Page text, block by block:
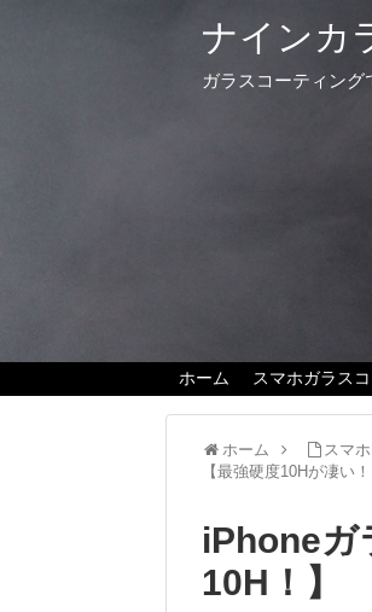
ナインカ
ガラスコーティング
ホーム スマホガラス
ホーム スマ
【最強硬度10Hが凄い！
iPhoneガ
10H！】